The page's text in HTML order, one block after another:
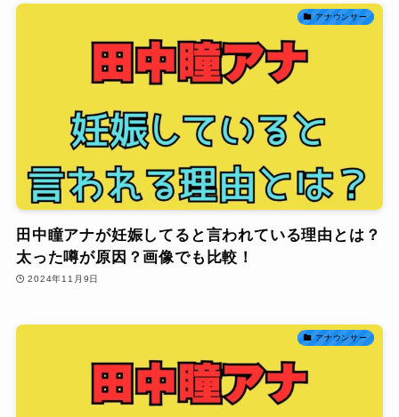
アナウンサー
田中瞳アナが妊娠してると言われている理由とは？
太った噂が原因？画像でも比較！
2024年11月9日
アナウンサー